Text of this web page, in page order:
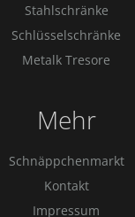
Stahlschränke
Schlüsselschränke
Metalk Tresore
Mehr
Schnäppchenmarkt
Kontakt
Impressum